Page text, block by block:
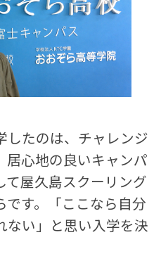
したのは、チャレンジ
居心地の良いキャンパ
て屋久島スクーリング
す。「ここなら自分
ない」と思い入学を決